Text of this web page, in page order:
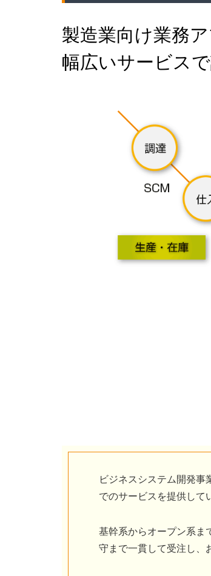
製造業向け業務
幅広いサービス
ビジネスシステム開発事
でのサービスを提供して
基幹系からオープン系ま
守まで一貫して受注し、